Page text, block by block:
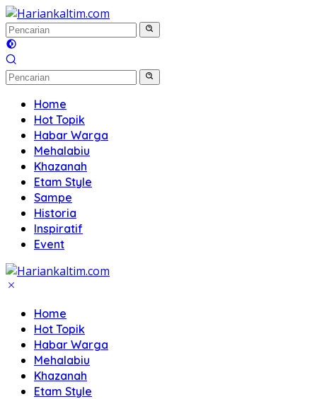
Langsung
ke
konten
Home
Hot Topik
Habar Warga
Mehalabiu
Khazanah
Etam Style
Sampe
Historia
Inspiratif
Event
Home
Hot Topik
Habar Warga
Mehalabiu
Khazanah
Etam Style